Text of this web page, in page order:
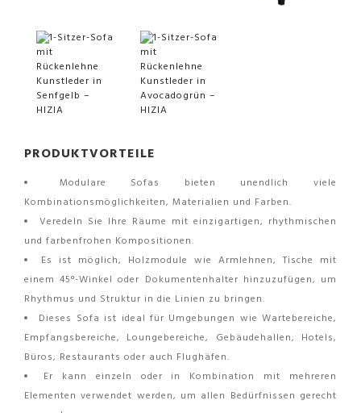
PRODUKTVORTEILE
Modulare Sofas bieten unendlich viele
Kombinationsmöglichkeiten, Materialien und Farben.
Veredeln Sie Ihre Räume mit einzigartigen, rhythmischen
und farbenfrohen Kompositionen.
Es ist möglich, Holzmodule wie Armlehnen, Tische mit
einem 45°-Winkel oder Dokumentenhalter hinzuzufügen, um
Rhythmus und Struktur in die Linien zu bringen.
Dieses Sofa ist ideal für Umgebungen wie Wartebereiche,
Empfangsbereiche, Loungebereiche, Gebäudehallen, Hotels,
Büros, Restaurants oder auch Flughäfen.
Er kann einzeln oder in Kombination mit mehreren
Elementen verwendet werden, um allen Bedürfnissen gerecht